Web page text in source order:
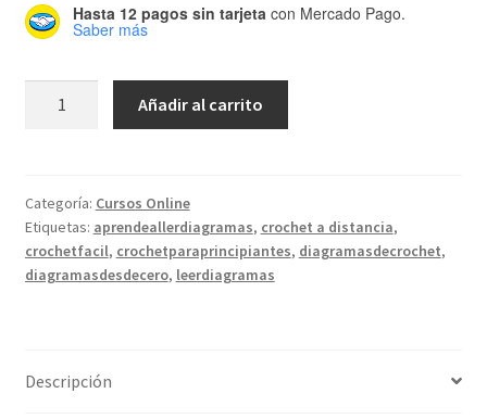
Hasta 12 pagos sin tarjeta con Mercado Pago.
Saber más
DIAGRAMAS
(Básico)
cantidad
Añadir al carrito
Categoría: Cursos Online
Etiquetas: aprendeallerdiagramas, crochet a distancia,
crochetfacil, crochetparaprincipiantes, diagramasdecrochet,
diagramasdesdecero, leerdiagramas
Descripción